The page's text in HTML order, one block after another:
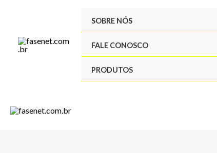
conteúdo
SOBRE NÓS
FALE CONOSCO
PRODUTOS